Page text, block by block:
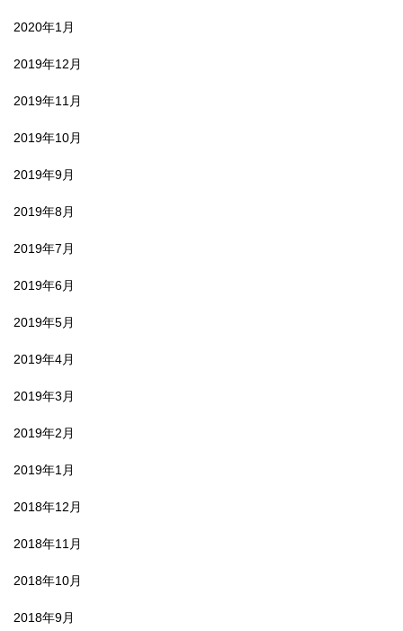
2020年1月
2019年12月
2019年11月
2019年10月
2019年9月
2019年8月
2019年7月
2019年6月
2019年5月
2019年4月
2019年3月
2019年2月
2019年1月
2018年12月
2018年11月
2018年10月
2018年9月